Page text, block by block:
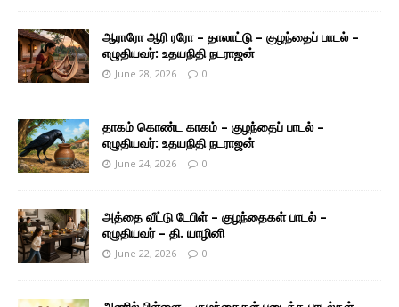
ஆராரோ ஆரி ரரோ – தாலாட்டு – குழந்தைப் பாடல் –
எழுதியவர்: உதயநிதி நடராஜன்
June 28, 2026 0
தாகம் கொண்ட காகம் – குழந்தைப் பாடல் –
எழுதியவர்: உதயநிதி நடராஜன்
June 24, 2026 0
அத்தை வீட்டு டேபிள் – குழந்தைகள் பாடல் –
எழுதியவர் – தி. யாழினி
June 22, 2026 0